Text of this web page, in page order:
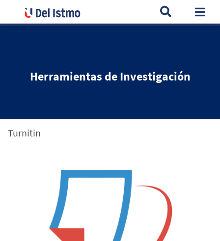
Home Servicios Biblioteca
Herramientas de Investigación
Turnitin